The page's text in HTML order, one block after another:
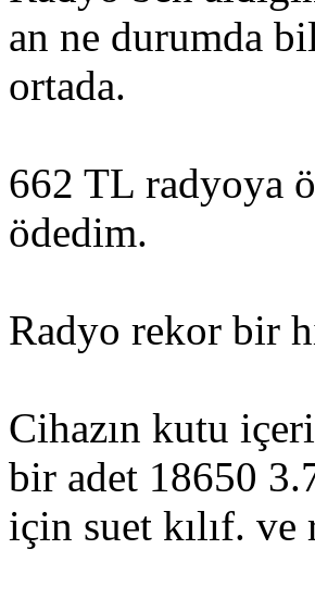
an ne durumda
ortada.
662 TL radyoya
ödedim.
Radyo rekor bir
Cihazın kutu
bir adet 18650
için suet kılıf. ve